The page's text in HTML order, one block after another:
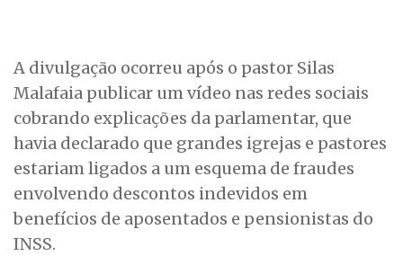
A divulgação ocorreu após o pastor Silas
Malafaia publicar um vídeo nas redes sociais
cobrando explicações da parlamentar, que
havia declarado que grandes igrejas e pastores
estariam ligados a um esquema de fraudes
envolvendo descontos indevidos em
benefícios de aposentados e pensionistas do
INSS.